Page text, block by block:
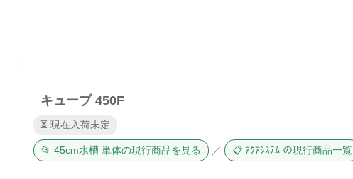
キューブ 450F
⏳ 現在入荷未定
📂 45cm水槽 単体の現行商品を見る ／ 📋 ｱｸｱｼｽﾃﾑ の現行商品一覧